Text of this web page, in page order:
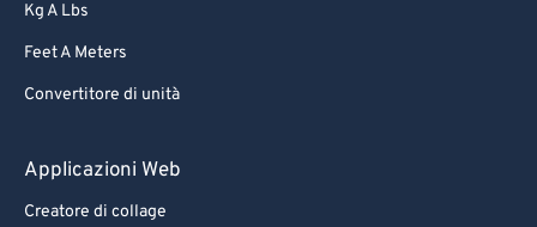
Kg A Lbs
Feet A Meters
Convertitore di unità
Applicazioni Web
Creatore di collage